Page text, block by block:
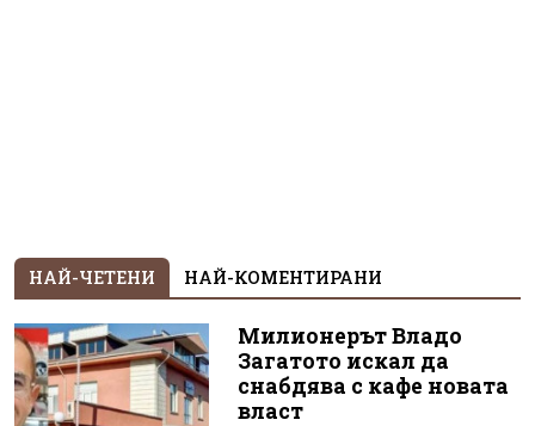
НАЙ-ЧЕТЕНИ НАЙ-КОМЕНТИРАНИ
Милионерът Владо
Загатото искал да
снабдява с кафе новата
власт